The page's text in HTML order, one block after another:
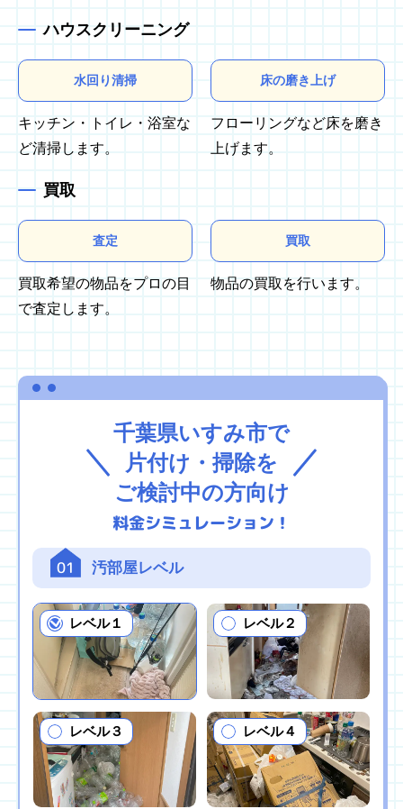
ハウスクリーニング
水回り清掃
キッチン・トイレ・浴室な
ど清掃します。
床の磨き上げ
フローリングなど床を磨き
上げます。
買取
査定
買取希望の物品をプロの目
で査定します。
買取
物品の買取を行います。
千葉県いすみ市で
片付け・掃除を
ご検討中の方向け
料金シミュレーション！
01 汚部屋レベル
レベル１ レベル２
レベル３ レベル４